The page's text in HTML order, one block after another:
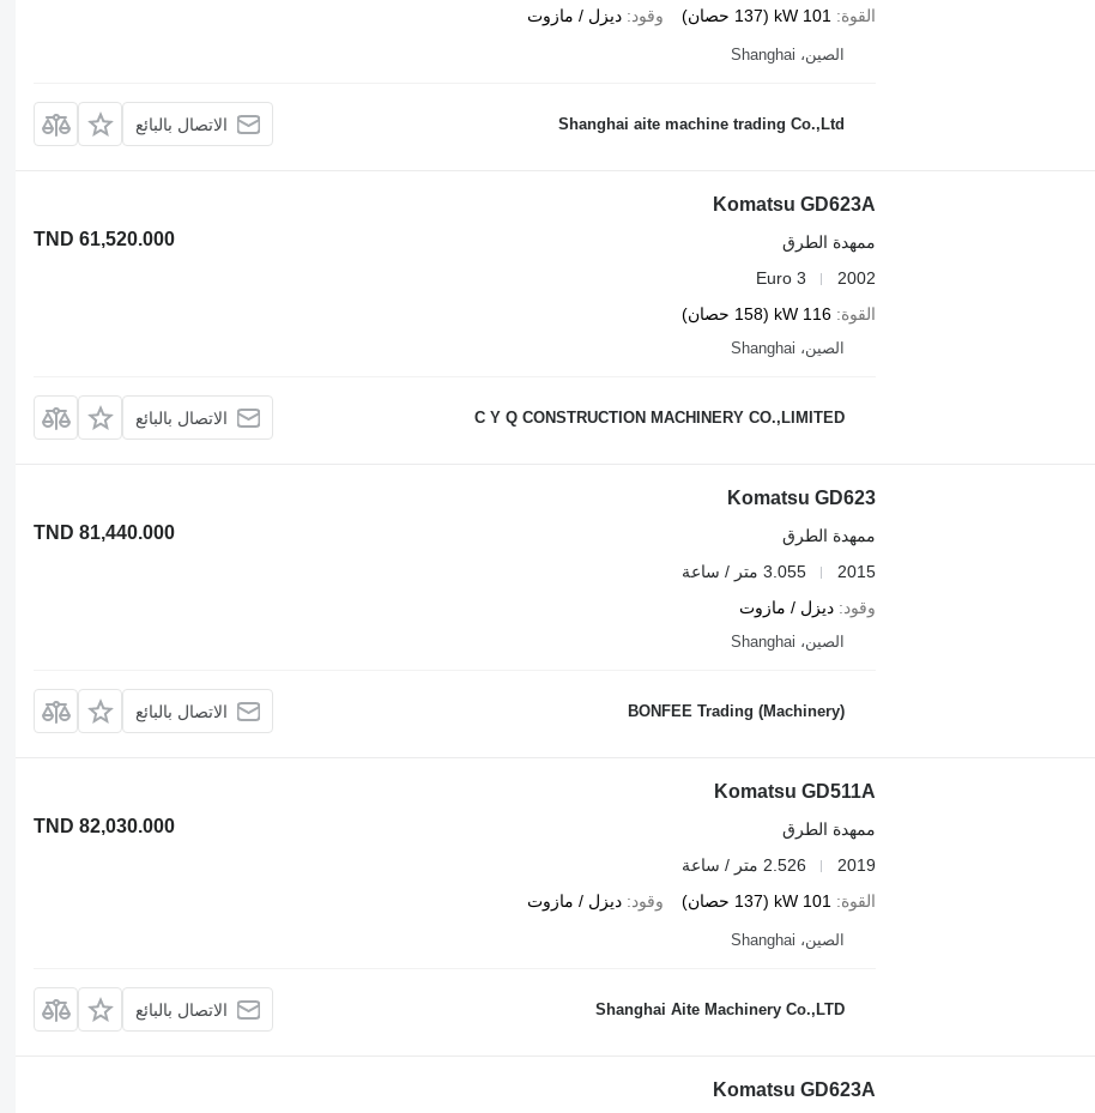
القوة 101 kW (137 حصان) وقود ديزل / مازوت
الصين، Shanghai
Shanghai aite machine trading Co.,Ltd الاتصال بالبائع
Komatsu GD623A
TND 61,520.000
ممهدة الطرق
2002
Euro 3
القوة 116 kW (158 حصان)
الصين، Shanghai
C Y Q CONSTRUCTION MACHINERY CO.,LIMITED الاتصال بالبائع
Komatsu GD623
TND 81,440.000
ممهدة الطرق
2015
3.055 متر / ساعة
وقود ديزل / مازوت
الصين، Shanghai
BONFEE Trading (Machinery) الاتصال بالبائع
Komatsu GD511A
TND 82,030.000
ممهدة الطرق
2019
2.526 متر / ساعة
القوة 101 kW (137 حصان) وقود ديزل / مازوت
الصين، Shanghai
Shanghai Aite Machinery Co.,LTD الاتصال بالبائع
Komatsu GD623A